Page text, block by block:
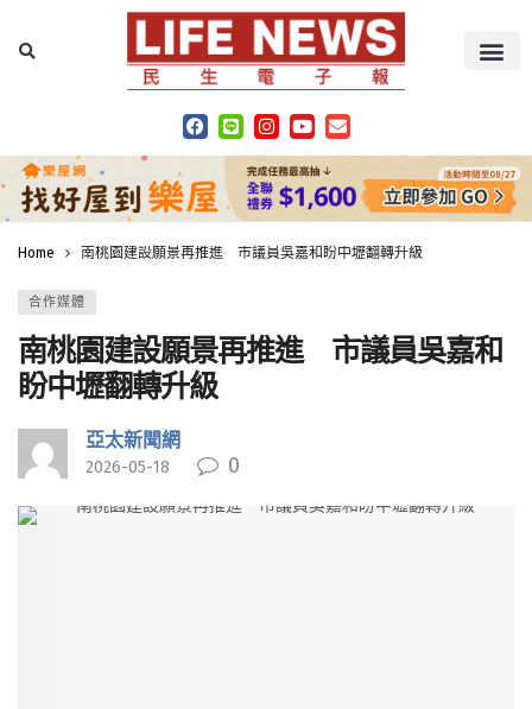
Home 南桃園建設願景再推進 市議員吳嘉和盼中壢翻轉升級
合作媒體
南桃園建設願景再推進 市議員吳嘉和
盼中壢翻轉升級
亞太新聞網
2026-05-18 0